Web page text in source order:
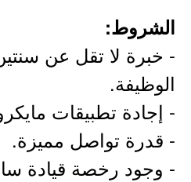
الشروط:
- خبرة لا تقل عن
الوظيفة.
- إجادة تطبيقات
- قدرة تواصل مميزة.
- وجود رخصة قيادة